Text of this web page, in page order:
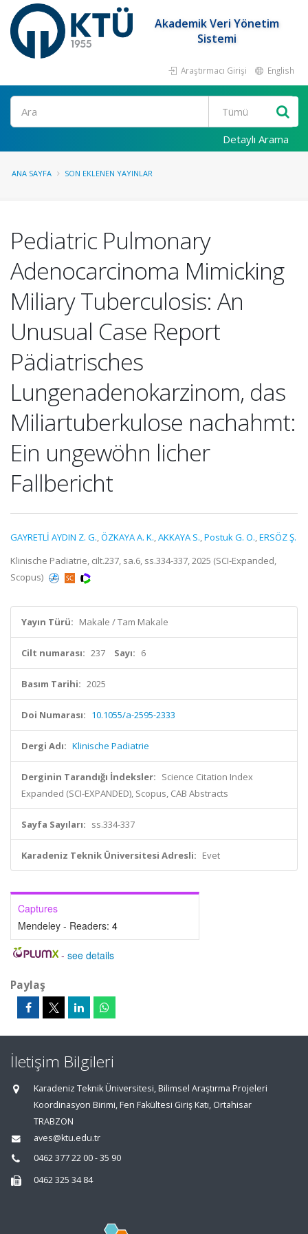
Akademik Veri Yönetim
Sistemi
Araştırmacı Girişi English
Ara
Detaylı Arama
ANA SAYFA SON EKLENEN YAYINLAR
Pediatric Pulmonary
Adenocarcinoma Mimicking
Miliary Tuberculosis: An
Unusual Case Report
Pädiatrisches
Lungenadenokarzinom, das
Miliartuberkulose nachahmt:
Ein ungewöhn licher
Fallbericht
GAYRETLİ AYDIN Z. G.,ÖZKAYA A. K.,AKKAYA S.,Postuk G. O.,ERSÖZ Ş.
Klinische Padiatrie, cilt.237, sa.6, ss.334-337, 2025 (SCI-Expanded,
Scopus)
Yayın Türü: Makale / Tam Makale
Cilt numarası: 237 Sayı: 6
Basım Tarihi: 2025
Doi Numarası: 10.1055/a-2595-2333
Dergi Adı: Klinische Padiatrie
Derginin Tarandığı İndeksler: Science Citation Index
Expanded (SCI-EXPANDED), Scopus, CAB Abstracts
Sayfa Sayıları: ss.334-337
Karadeniz Teknik Üniversitesi Adresli: Evet
Captures
Mendeley - Readers: 4
- see details
Paylaş
İletişim Bilgileri
Karadeniz Teknik Üniversitesi, Bilimsel Araştırma Projeleri
Koordinasyon Birimi, Fen Fakültesi Giriş Katı, Ortahisar
TRABZON
aves@ktu.edu.tr
0462 377 22 00 - 35 90
0462 325 34 84